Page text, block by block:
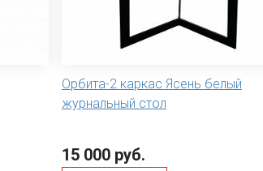
Орбита-2 каркас Ясень белый
журнальный стол
15 000 руб.